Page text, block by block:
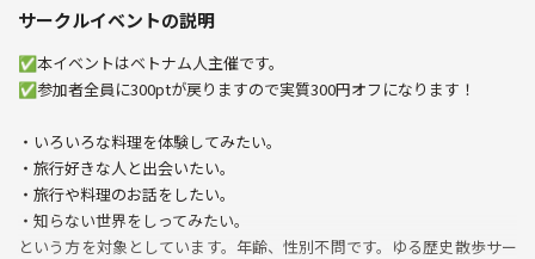
サークルイベントの説明
✅本イベントはベトナム人主催です。
✅参加者全員に300ptが戻りますので実質300円オフになります！
・いろいろな料理を体験してみたい。
・旅行好きな人と出会いたい。
・旅行や料理のお話をしたい。
・知らない世界をしってみたい。
という方を対象としています。年齢、性別不問です。ゆる歴史散歩サー